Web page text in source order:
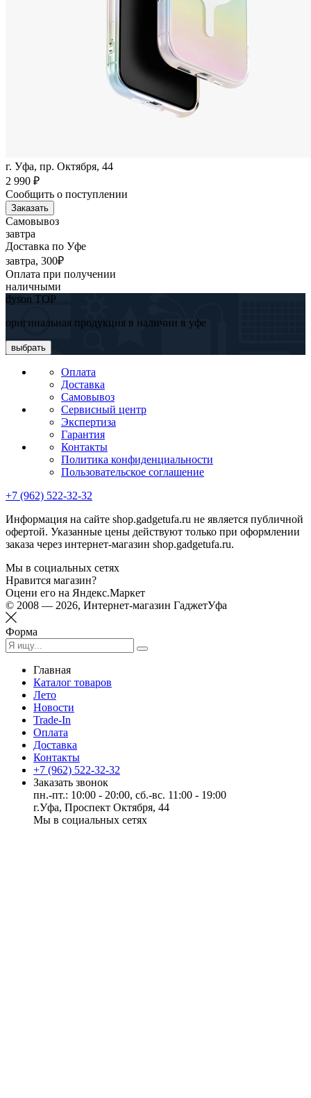
г. Уфа, пр. Октября, 44
2 990 ₽
Сообщить о поступлении
Заказать
Самовывоз
завтра
Доставка по Уфе
завтра, 300₽
Оплата при получении
наличными
dyson TOP
оригинальная продукция в наличии в уфе
выбрать
Оплата
Доставка
Самовывоз
Сервисный центр
Экспертиза
Гарантия
Контакты
Политика конфиденциальности
Пользовательское соглашение
+7 (962) 522-32-32
Информация на сайте shop.gadgetufa.ru не является публичной
офертой. Указанные цены действуют только при оформлении
заказа через интернет-магазин shop.gadgetufa.ru.
Мы в социальных сетях
Нравится магазин?
Оцени его на Яндекс.Маркет
© 2008 — 2026, Интернет-магазин ГаджетУфа
Форма
Главная
Каталог товаров
Лето
Новости
Trade-In
Оплата
Доставка
Контакты
+7 (962) 522-32-32
Заказать звонок
пн.-пт.: 10:00 - 20:00, сб.-вс. 11:00 - 19:00
г.Уфа, Проспект Октября, 44
Мы в социальных сетях